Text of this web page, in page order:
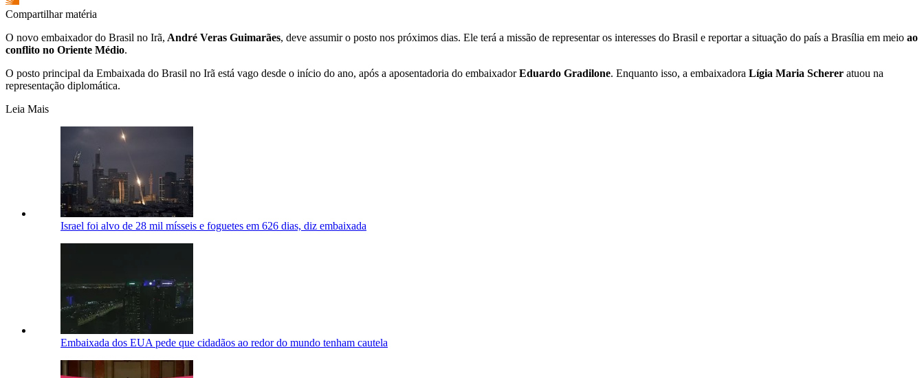
Compartilhar matéria
O novo embaixador do Brasil no Irã, André Veras Guimarães, deve assumir o posto nos próximos dias. Ele terá a missão de representar os interesses do Brasil e reportar a situação do país a Brasília em meio ao
conflito no Oriente Médio.
O posto principal da Embaixada do Brasil no Irã está vago desde o início do ano, após a aposentadoria do embaixadorEduardo Gradilone. Enquanto isso, a embaixadora Lígia Maria Scherer atuou na
representação diplomática.
Leia Mais
Israel foi alvo de 28 mil mísseis e foguetes em 626 dias, diz embaixada
Embaixada dos EUA pede que cidadãos ao redor do mundo tenham cautela